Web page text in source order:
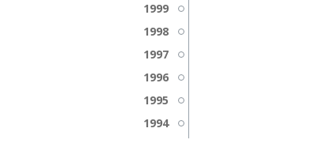
1999
1998
1997
1996
1995
1994